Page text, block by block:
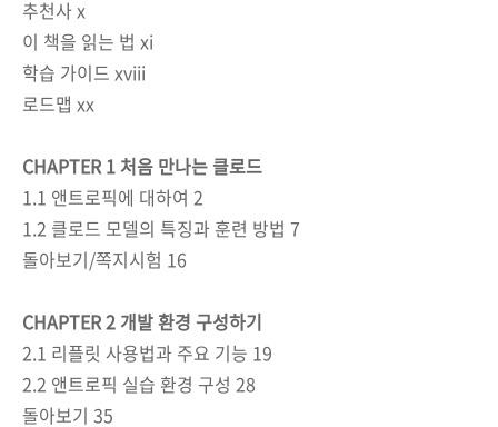
추천사 x
이 책을 읽는 법 xi
학습 가이드 xviii
로드맵 xx
CHAPTER 1 처음 만나는 클로드
1.1 앤트로픽에 대하여 2
1.2 클로드 모델의 특징과 훈련 방법 7
돌아보기/쪽지시험 16
CHAPTER 2 개발 환경 구성하기
2.1 리플릿 사용법과 주요 기능 19
2.2 앤트로픽 실습 환경 구성 28
돌아보기 35